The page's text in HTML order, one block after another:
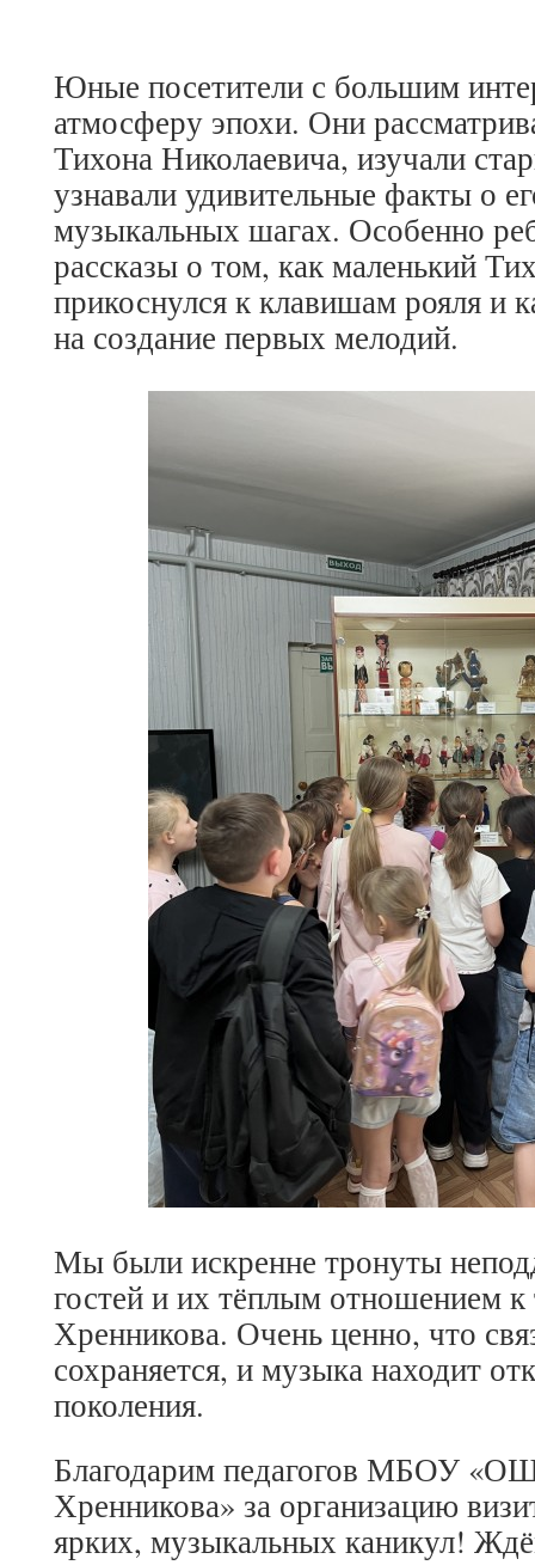
Юные посетители с большим
атмосферу эпохи. Они
Тихона Николаевича, изучали
узнавали удивительные факты о
музыкальных шагах. Особенно
рассказы о том, как маленький
прикоснулся к клавишам рояля и
на создание первых мелодий.
Мы были искренне тронуты
гостей и их тёплым отношением
Хренникова. Очень ценно, что
сохраняется, и музыка находит
поколения.
Благодарим педагогов МБОУ
Хренникова» за организацию
ярких, музыкальных каникул!